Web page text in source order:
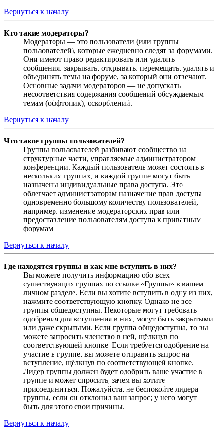
Вернуться к началу
Кто такие модераторы?
Модераторы — это пользователи (или группы
пользователей), которые ежедневно следят за форумами.
Они имеют право редактировать или удалять
сообщения, закрывать, открывать, перемещать, удалять и
объединять темы на форуме, за который они отвечают.
Основные задачи модераторов — не допускать
несоответствия содержания сообщений обсуждаемым
темам (оффтопик), оскорблений.
Вернуться к началу
Что такое группы пользователей?
Группы пользователей разбивают сообщество на
структурные части, управляемые администратором
конференции. Каждый пользователь может состоять в
нескольких группах, и каждой группе могут быть
назначены индивидуальные права доступа. Это
облегчает администраторам назначение прав доступа
одновременно большому количеству пользователей,
например, изменение модераторских прав или
предоставление пользователям доступа к приватным
форумам.
Вернуться к началу
Где находятся группы и как мне вступить в них?
Вы можете получить информацию обо всех
существующих группах по ссылке «Группы» в вашем
личном разделе. Если вы хотите вступить в одну из них,
нажмите соответствующую кнопку. Однако не все
группы общедоступны. Некоторые могут требовать
одобрения для вступления в них, могут быть закрытыми
или даже скрытыми. Если группа общедоступна, то вы
можете запросить членство в ней, щёлкнув по
соответствующей кнопке. Если требуется одобрение на
участие в группе, вы можете отправить запрос на
вступление, щёлкнув по соответствующей кнопке.
Лидер группы должен будет одобрить ваше участие в
группе и может спросить, зачем вы хотите
присоединиться. Пожалуйста, не беспокойте лидера
группы, если он отклонил ваш запрос; у него могут
быть для этого свои причины.
Вернуться к началу